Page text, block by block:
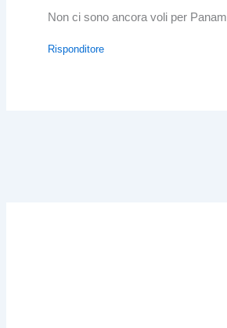
Non ci sono ancora voli per
Risponditore